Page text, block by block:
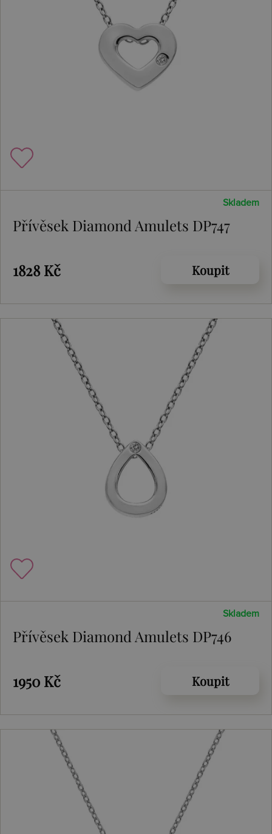
Skladem
Přívěsek Diamond Amulets DP747
1828 Kč Koupit
Skladem
Přívěsek Diamond Amulets DP746
1950 Kč Koupit